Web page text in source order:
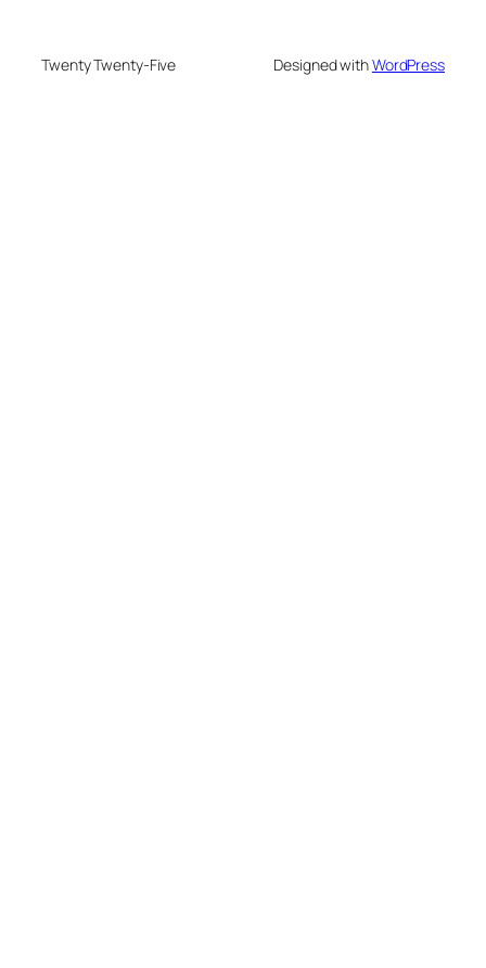
Twenty Twenty-Five Designed withWordPress